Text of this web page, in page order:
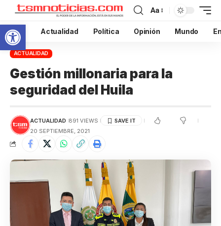
Abrir barra de herramientas
Aa
Inicio Actualidad Política Opinión Mundo
ACTUALIDAD
Gestión millonaria para la
seguridad del Huila
ACTUALIDAD 891 VIEWS
20 SEPTIEMBRE, 2021